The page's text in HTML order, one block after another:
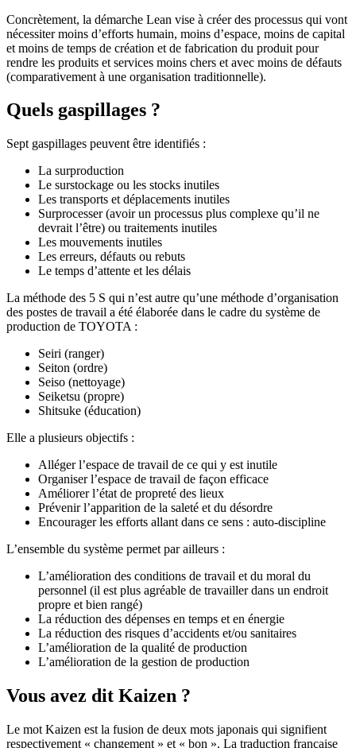
Concrètement, la démarche Lean vise à créer des processus qui vont
nécessiter moins d’efforts humain, moins d’espace, moins de capital
et moins de temps de création et de fabrication du produit pour
rendre les produits et services moins chers et avec moins de défauts
(comparativement à une organisation traditionnelle).
Quels gaspillages ?
Sept gaspillages peuvent être identifiés :
La surproduction
Le surstockage ou les stocks inutiles
Les transports et déplacements inutiles
Surprocesser (avoir un processus plus complexe qu’il ne
devrait l’être) ou traitements inutiles
Les mouvements inutiles
Les erreurs, défauts ou rebuts
Le temps d’attente et les délais
La méthode des 5 S qui n’est autre qu’une méthode d’organisation
des postes de travail a été élaborée dans le cadre du système de
production de TOYOTA :
Seiri (ranger)
Seiton (ordre)
Seiso (nettoyage)
Seiketsu (propre)
Shitsuke (éducation)
Elle a plusieurs objectifs :
Alléger l’espace de travail de ce qui y est inutile
Organiser l’espace de travail de façon efficace
Améliorer l’état de propreté des lieux
Prévenir l’apparition de la saleté et du désordre
Encourager les efforts allant dans ce sens : auto-discipline
L’ensemble du système permet par ailleurs :
L’amélioration des conditions de travail et du moral du
personnel (il est plus agréable de travailler dans un endroit
propre et bien rangé)
La réduction des dépenses en temps et en énergie
La réduction des risques d’accidents et/ou sanitaires
L’amélioration de la qualité de production
L’amélioration de la gestion de production
Vous avez dit Kaizen ?
Le mot Kaizen est la fusion de deux mots japonais qui signifient
respectivement « changement » et « bon ». La traduction française